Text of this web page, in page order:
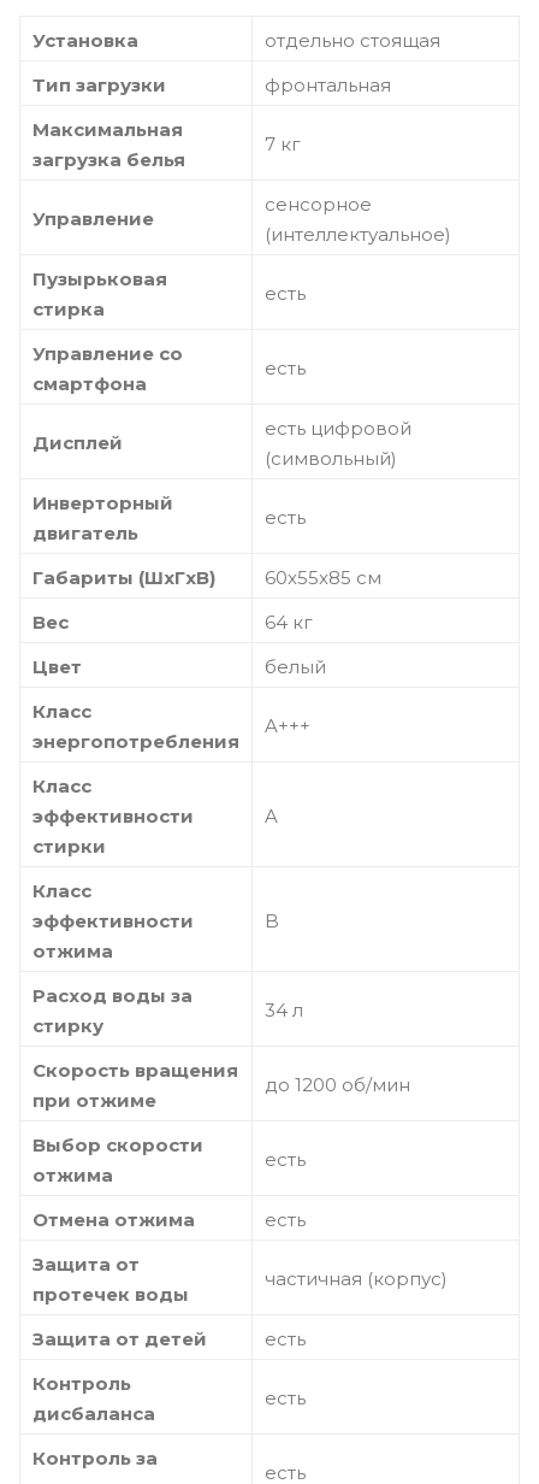
Установка
отдельно стоящая
Тип загрузки
фронтальная
Максимальная
загрузка белья
7 кг
Управление
сенсорное
(интеллектуальное)
Пузырьковая
стирка
есть
Управление со
смартфона
есть
Дисплей
есть цифровой
(символьный)
Инверторный
двигатель
есть
Габариты (ШxГxВ)
60x55x85 см
Вес
64 кг
Цвет
белый
Класс
энергопотребления
A+++
Класс
эффективности
стирки
A
Класс
эффективности
отжима
B
Расход воды за
стирку
34 л
Скорость вращения
при отжиме
до 1200 об/мин
Выбор скорости
отжима
есть
Отмена отжима
есть
Защита от
протечек воды
частичная (корпус)
Защита от детей
есть
Контроль
дисбаланса
есть
Контроль за
есть